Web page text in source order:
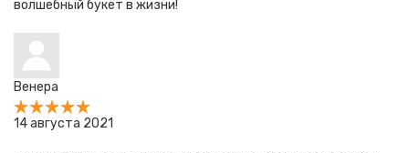
волшебный букет в жизни!
Венера
14 августа 2021